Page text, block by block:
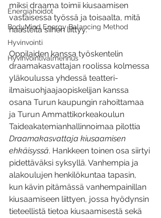
Energiahoidot
BodyMind Energy Balancing Method
Hyvinvointi
Hyvinvointivalmennus
miksi draama toimii kiusaamisen
vastaisessa työssä ja toisaalta, mitä
haasteita siihen liittyy.
Oppilaiden kanssa työskentelin
draamakasvattajan roolissa kolmessa
yläkoulussa yhdessä teatteri-
ilmaisuohjaajaopiskelijan kanssa
osana Turun kaupungin rahoittamaa
ja Turun Ammattikorkeakoulun
Taideakatemianhallinnoimaa pilottia
Draamakasvattaja kiusaamisen
ehkäisyssä. Hankkeen toinen osa siirtyi
pidettäväksi syksyllä. Vanhempia ja
alakoulujen henkilökuntaa tapasin,
kun kävin pitämässä vanhempainillan
kiusaamiseen liittyen, jossa hyödynsin
tieteellistä tietoa kiusaamisestä sekä